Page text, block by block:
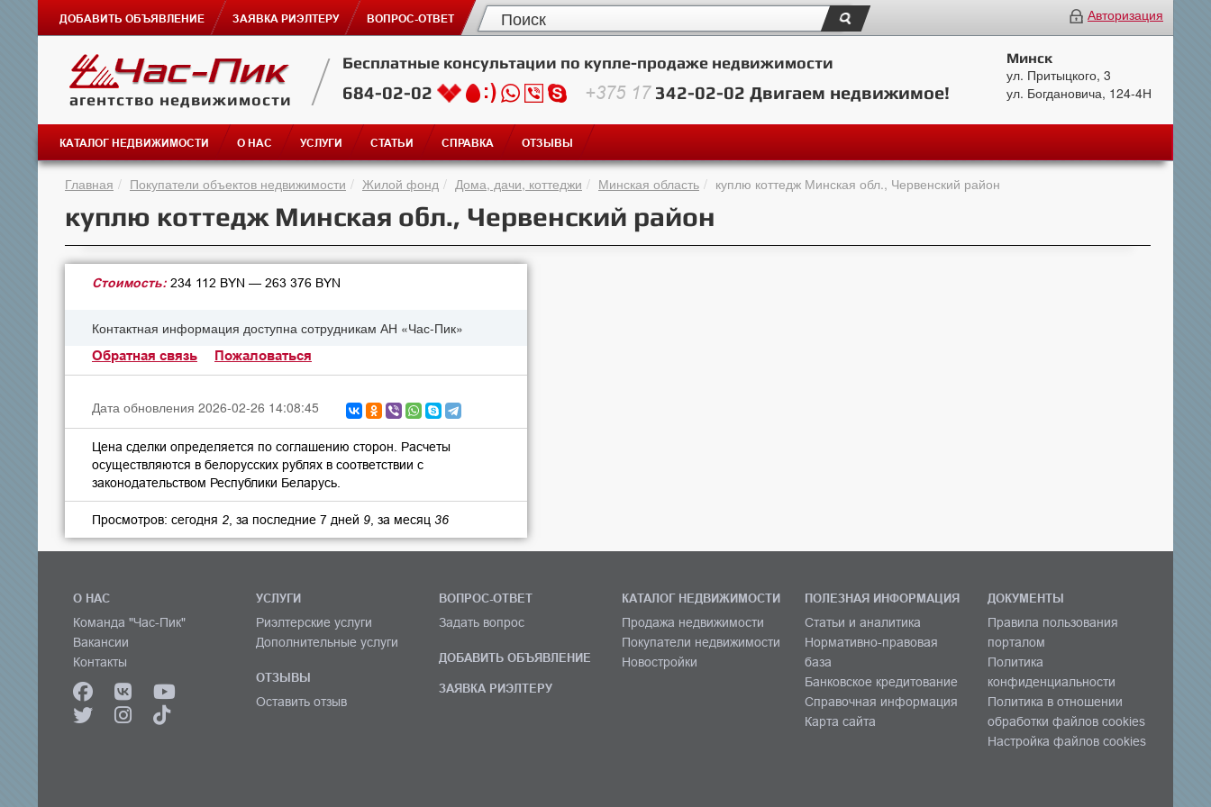
ДОБАВИТЬ ОБЪЯВЛЕНИЕ ЗАЯВКА РИЭЛТЕРУ ВОПРОС-ОТВЕТ Авторизация
агентство недвижимости
Бесплатные консультации по купле-продаже недвижимости
684-02-02 +375 17342-02-02 Двигаем недвижимое!
Минск
ул. Притыцкого, 3
ул. Богдановича, 124-4Н
КАТАЛОГ НЕДВИЖИМОСТИ О НАС УСЛУГИ СТАТЬИ СПРАВКА ОТЗЫВЫ
Главная Покупатели объектов недвижимости Жилой фонд Дома, дачи, коттеджи Минская область куплю коттедж Минская обл., Червенский район
куплю коттедж Минская обл., Червенский район
Стоимость: 234 112 BYN — 263 376 BYN
Контактная информация доступна сотрудникам АН «Час-Пик»
Обратная связь Пожаловаться
Дата обновления 2026-02-26 14:08:45
Цена сделки определяется по соглашению сторон. Расчеты
осуществляются в белорусских рублях в соответствии с
законодательством Республики Беларусь.
Просмотров: сегодня 2 , за последние 7 дней 9 , за месяц 36
О НАС
Команда "Час-Пик"
Вакансии
Контакты
УСЛУГИ
Риэлтерские услуги
Дополнительные услуги
ОТЗЫВЫ
Оставить отзыв
ВОПРОС-ОТВЕТ
Задать вопрос
ДОБАВИТЬ ОБЪЯВЛЕНИЕ
ЗАЯВКА РИЭЛТЕРУ
КАТАЛОГ НЕДВИЖИМОСТИ
Продажа недвижимости
Покупатели недвижимости
Новостройки
ПОЛЕЗНАЯ ИНФОРМАЦИЯ
Статьи и аналитика
Нормативно-правовая
база
Банковское кредитование
Справочная информация
Карта сайта
ДОКУМЕНТЫ
Правила пользования
порталом
Политика
конфиденциальности
Политика в отношении
обработки файлов cookies
Настройка файлов cookies